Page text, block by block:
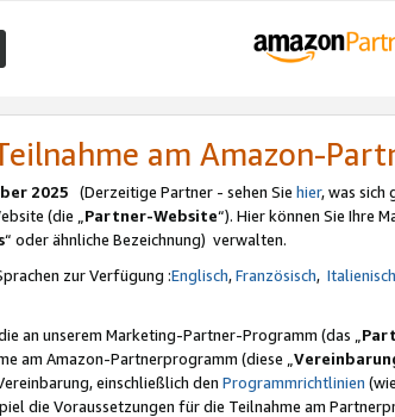
am Amazon-
2025 (Derzeitige Partner - sehen Sie hier, was sich
(die „Partner-Website“). Hier können Sie Ihre
“ oder ähnliche Bezeichnung) verwalten.
zur Verfügung :Englisch,Französisch, Italienisch
an unserem Marketing-Partner-Programm (das „
am Amazon-Partnerprogramm (diese „
einschließlich den Programmrichtlinien
die Voraussetzungen für die Teilnahme am